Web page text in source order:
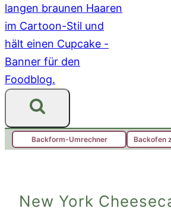
Backform-Umrechner Backofen
New York